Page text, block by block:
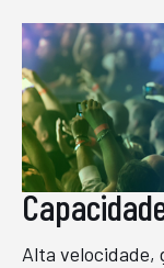
Alta velocidade,